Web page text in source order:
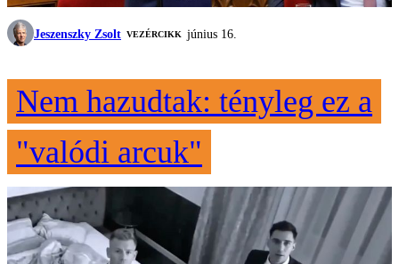
Jeszenszky Zsolt VEZÉRCIKK június 16.
Nem hazudtak: tényleg ez a
"valódi arcuk"